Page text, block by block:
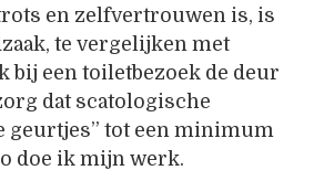
en zelfvertrouwen is, is
te vergelijken met
bij een toiletbezoek de deur
dat scatologische
geurtjes” tot een minimum
doe ik mijn werk.